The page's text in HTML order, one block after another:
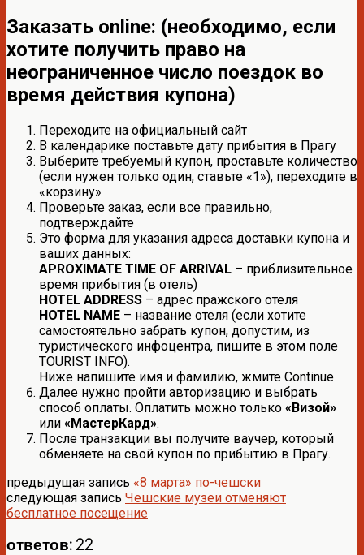
Заказать online: (необходимо, если
хотите получить право на
неограниченное число поездок во
время действия купона)
Переходите на официальный сайт
В календарике поставьте дату прибытия в Прагу
Выберите требуемый купон, проставьте количество
(если нужен только один, ставьте «1»), переходите в
«корзину»
Проверьте заказ, если все правильно,
подтверждайте
Это форма для указания адреса доставки купона и
ваших данных:
APROXIMATE TIME OF ARRIVAL – приблизительное
время прибытия (в отель)
HOTEL ADDRESS – адрес пражского отеля
HOTEL NAME – название отеля (если хотите
самостоятельно забрать купон, допустим, из
туристического инфоцентра, пишите в этом поле
TOURIST INFO).
Ниже напишите имя и фамилию, жмите Continue
Далее нужно пройти авторизацию и выбрать
способ оплаты. Оплатить можно только «Визой»
или «МастерКард».
После транзакции вы получите ваучер, который
обменяете на свой купон по прибытию в Прагу.
предыдущая запись «8 марта» по-чешски
следующая запись Чешские музеи отменяют
бесплатное посещение
ответов: 22